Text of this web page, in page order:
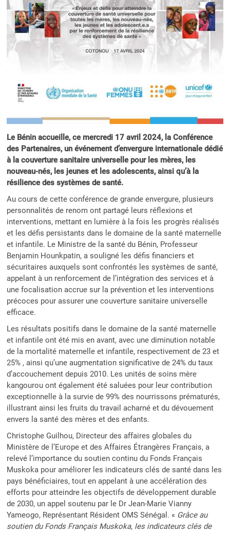
Le Bénin accueille, ce mercredi 17 avril 2024, la Conférence
des Partenaires, un événement d’envergure internationale dédié
à la couverture sanitaire universelle pour les mères, les
nouveau-nés, les jeunes et les adolescents, ainsi qu’à la
résilience des systèmes de santé.
Au cours de cette conférence de grande envergure, plusieurs
personnalités de renom ont partagé leurs réflexions et
interventions, mettant en lumière à la fois les progrès réalisés
et les défis persistants dans le domaine de la santé maternelle
et infantile. Le Ministre de la santé du Bénin, Professeur
Benjamin Hounkpatin, a souligné les défis financiers et
sécuritaires auxquels sont confrontés les systèmes de santé,
appelant à un renforcement de l’intégration des services et à
une focalisation accrue sur la prévention et les interventions
précoces pour assurer une couverture sanitaire universelle
efficace.
Les résultats positifs dans le domaine de la santé maternelle
et infantile ont été mis en avant, avec une diminution notable
de la mortalité maternelle et infantile, respectivement de 23 et
25% , ainsi qu’une augmentation significative de 24% du taux
d’accouchement depuis 2010. Les unités de soins mère
kangourou ont également été saluées pour leur contribution
exceptionnelle à la survie de 99% des nourrissons prématurés,
illustrant ainsi les fruits du travail acharné et du dévouement
envers la santé des mères et des enfants.
Christophe Guilhou, Directeur des affaires globales du
Ministère de l’Europe et des Affaires Étrangères Français, a
relevé l’importance du soutien continu du Fonds Français
Muskoka pour améliorer les indicateurs clés de santé dans les
pays bénéficiaires, tout en appelant à une accélération des
efforts pour atteindre les objectifs de développement durable
de 2030, un appel soutenu par le Dr Jean-Marie Vianny
Yameogo, Représentant Résident OMS Sénégal. « Grâce au
soutien du Fonds Français Muskoka, les indicateurs clés de